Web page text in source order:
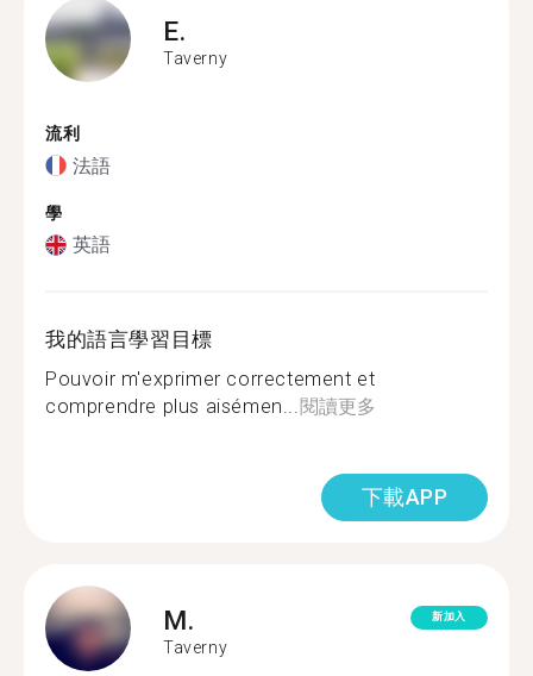
E.
Taverny
流利
法語
學
英語
我的語言學習目標
Pouvoir m'exprimer correctement et
comprendre plus aisémen...閱讀更多
下載APP
M.
Taverny
新加入